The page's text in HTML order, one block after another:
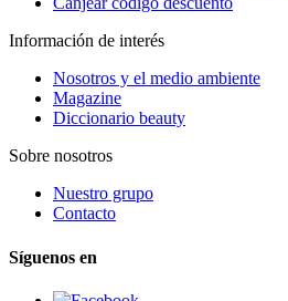
Información de interés
Nosotros y el medio ambiente
Magazine
Diccionario beauty
Sobre nosotros
Nuestro grupo
Contacto
Síguenos en